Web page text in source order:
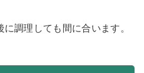
調理しても間に合います。